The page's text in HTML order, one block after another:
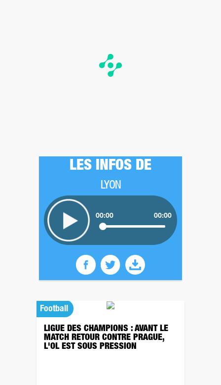
LES INFOS DE
LYON
00:00 00:00
Football
LIGUE DES CHAMPIONS : AVANT LE
MATCH RETOUR CONTRE PRAGUE,
L'OL EST SOUS PRESSION